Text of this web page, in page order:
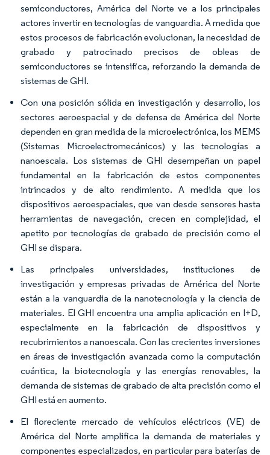
semiconductores, América del Norte ve a los principales
actores invertir en tecnologías de vanguardia. A medida que
estos procesos de fabricación evolucionan, la necesidad de
grabado y patrocinado precisos de obleas de
semiconductores se intensifica, reforzando la demanda de
sistemas de GHI.
Con una posición sólida en investigación y desarrollo, los
sectores aeroespacial y de defensa de América del Norte
dependen en gran medida de la microelectrónica, los MEMS
(Sistemas Microelectromecánicos) y las tecnologías a
nanoescala. Los sistemas de GHI desempeñan un papel
fundamental en la fabricación de estos componentes
intrincados y de alto rendimiento. A medida que los
dispositivos aeroespaciales, que van desde sensores hasta
herramientas de navegación, crecen en complejidad, el
apetito por tecnologías de grabado de precisión como el
GHI se dispara.
Las principales universidades, instituciones de
investigación y empresas privadas de América del Norte
están a la vanguardia de la nanotecnología y la ciencia de
materiales. El GHI encuentra una amplia aplicación en I+D,
especialmente en la fabricación de dispositivos y
recubrimientos a nanoescala. Con las crecientes inversiones
en áreas de investigación avanzada como la computación
cuántica, la biotecnología y las energías renovables, la
demanda de sistemas de grabado de alta precisión como el
GHI está en aumento.
El floreciente mercado de vehículos eléctricos (VE) de
América del Norte amplifica la demanda de materiales y
componentes especializados, en particular para baterías de